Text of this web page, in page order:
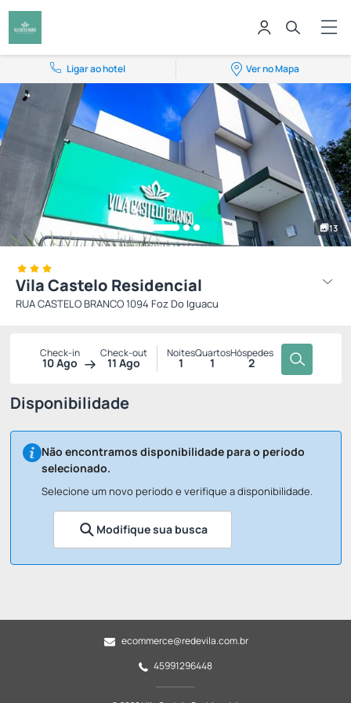
Ligar ao hotel Ver no Mapa
13
Vila Castelo Residencial
RUA CASTELO BRANCO 1094 Foz Do Iguacu
Check-in
10 Ago
Check-out
11 Ago
Noites
1
Quartos
1
Hóspedes
2
Disponibilidade
Não encontramos disponibilidade para o período
selecionado.
Selecione um novo período e verifique a disponibilidade.
Modifique sua busca
ecommerce@redevila.com.br
45991296448